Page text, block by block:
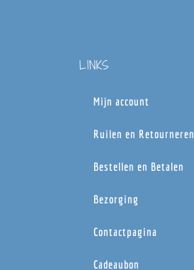
LINKS
Mijn account
Ruilen en Retourneren
Bestellen en Betalen
Bezorging
Contactpagina
Cadeaubon